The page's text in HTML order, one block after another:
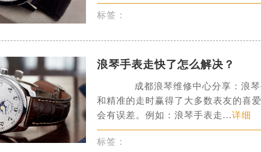
吉林省辽源市龙山区人民大街浪琴售后服务中心（需提前预约
吉林省松原市宁江区五环大街浪琴售后服务中心（需提前预约
吉林省通化市东昌区环通乡江南大街浪琴售后服务中心（需提
吉林省延边市延吉市解放路浪琴售后服务中心（需提前预约）
辽宁省鞍山市铁东区站前街浪琴售后服务中心（需提前预约）
辽宁省本溪市平山区胜利路浪琴售后服务中心（需提前预约
辽宁省朝阳市双塔区新华路浪琴售后服务中心（需提前预约）
标签：
浪琴手表走快了怎么解决？
成都浪琴维修中心分享：浪琴
和精准的走时赢得了大多数表友的喜
会有误差。例如：浪琴手表走...详细
标签：